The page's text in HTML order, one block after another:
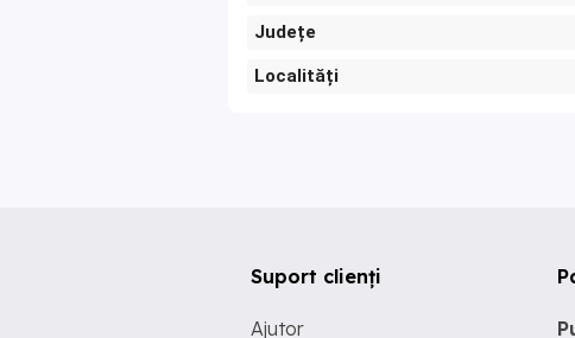
Județe
Localități
Suport clienți
Ajutor